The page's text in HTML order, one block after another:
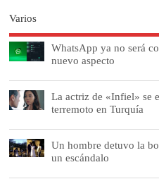
Varios
WhatsApp ya no será
nuevo aspecto
La actriz de «Infiel» se
terremoto en Turquía
Un hombre detuvo la
un escándalo